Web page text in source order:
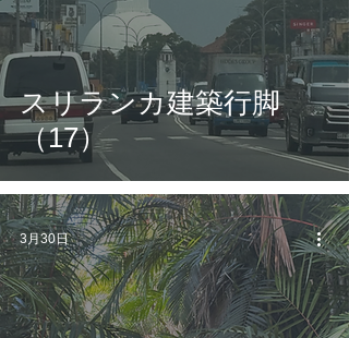
スリランカ建築行脚
（17）
3月30日